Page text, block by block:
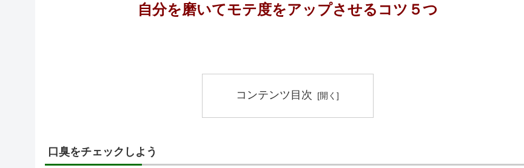
自分を磨いてモテ度をアップさせるコツ５つ
コンテンツ目次
口臭をチェックしよう